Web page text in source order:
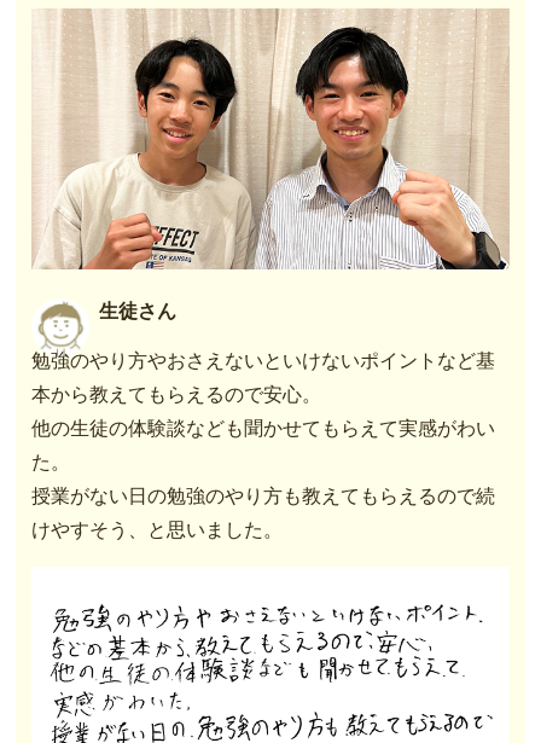
生徒さん
勉強のやり方やおさえないといけないポイントなど基
本から教えてもらえるので安心。
他の生徒の体験談なども聞かせてもらえて実感がわい
た。
授業がない日の勉強のやり方も教えてもらえるので続
けやすそう、と思いました。